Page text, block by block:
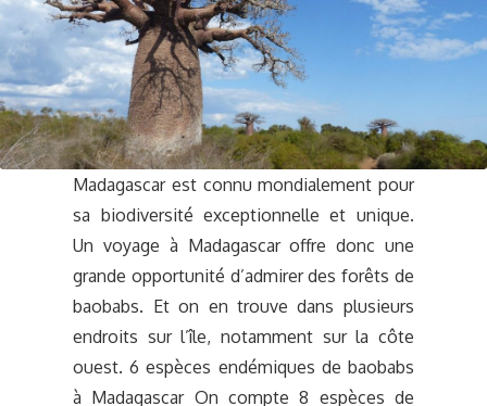
Madagascar est connu mondialement pour
sa biodiversité exceptionnelle et unique.
Un voyage à Madagascar offre donc une
grande opportunité d’admirer des forêts de
baobabs. Et on en trouve dans plusieurs
endroits sur l’île, notamment sur la côte
ouest. 6 espèces endémiques de baobabs
à Madagascar On compte 8 espèces de